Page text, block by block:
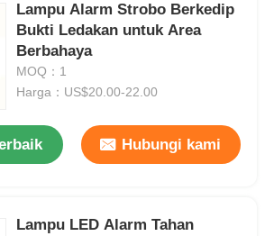
Lampu Alarm Strobo Berkedip
Bukti Ledakan untuk Area
Berbahaya
MOQ：1
Harga：US$20.00-22.00
Hubungi kami
Lampu LED Alarm Tahan